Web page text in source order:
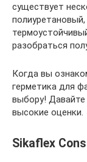
существует
разобраться
Когда вы
герметика для
выбору! Давайте
высокие оценки.
Sikaflex